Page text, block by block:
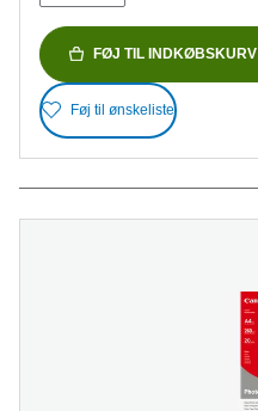
FØJ TIL INDKØBSKURV
Føj til ønskeliste